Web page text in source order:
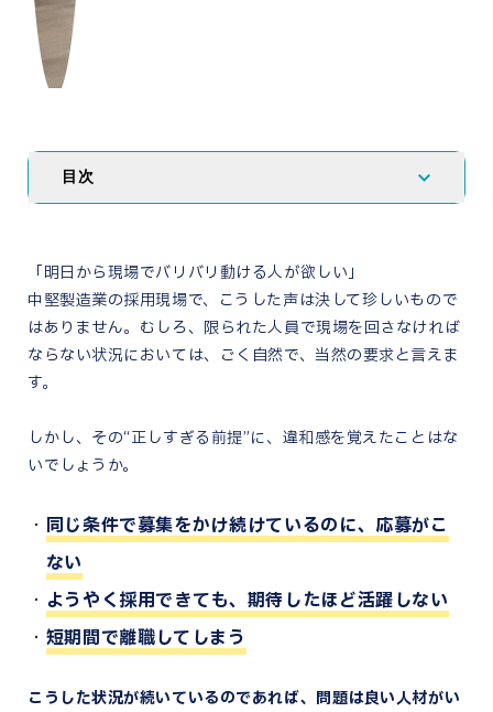
目次
「明日から現場でバリバリ動ける人が欲しい」
中堅製造業の採用現場で、こうした声は決して珍しいもので
はありません。むしろ、限られた人員で現場を回さなければ
ならない状況においては、ごく自然で、当然の要求と言えま
す。
しかし、その“正しすぎる前提”に、違和感を覚えたことはな
いでしょうか。
同じ条件で募集をかけ続けているのに、応募がこ
ない
ようやく採用できても、期待したほど活躍しない
短期間で離職してしまう
こうした状況が続いているのであれば、問題は良い人材がい